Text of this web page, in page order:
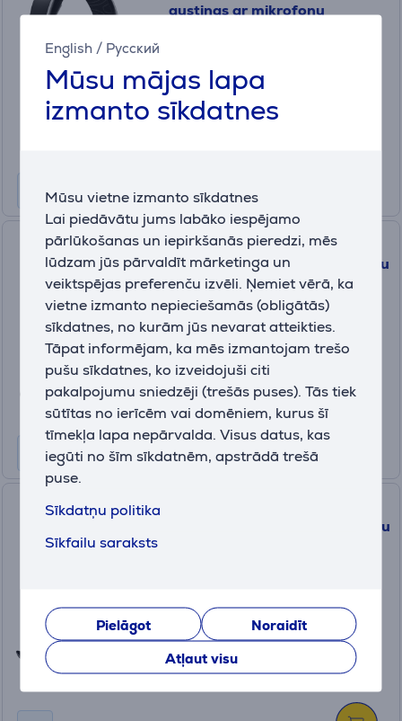
English / Русский
Mūsu mājas lapa
izmanto sīkdatnes
Mūsu vietne izmanto sīkdatnes
Lai piedāvātu jums labāko iespējamo
pārlūkošanas un iepirkšanās pieredzi, mēs
lūdzam jūs pārvaldīt mārketinga un
veiktspējas preferenču izvēli. Ņemiet vērā, ka
vietne izmanto nepieciešamās (obligātās)
sīkdatnes, no kurām jūs nevarat atteikties.
Tāpat informējam, ka mēs izmantojam trešo
pušu sīkdatnes, ko izveidojuši citi
pakalpojumu sniedzēji (trešās puses). Tās tiek
sūtītas no ierīcēm vai domēniem, kurus šī
tīmekļa lapa nepārvalda. Visus datus, kas
iegūti no šīm sīkdatnēm, apstrādā trešā
puse.
Sīkdatņu politika
Sīkfailu saraksts
Pielāgot
Noraidīt
Atļaut visu
austiņas ar mikrofonu
Cena:
149.99 €
Logitech G PRO X 2, balta -
Bezvadu austiņas ar mikrofonu
981-001269
Ir noliktavā
Drauga cena:
199.99 €
Parastā cena: 239.99 €
10 mēneši 22 €
Wireless RGB, melna - Bezvadu
Cena:
129 .99 €
10 mēneši 14 €